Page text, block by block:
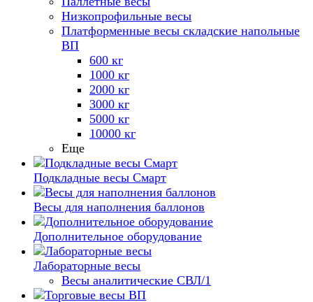
Низкопрофильные весы
Платформенные весы складские напольные
ВП
600 кг
1000 кг
2000 кг
3000 кг
5000 кг
10000 кг
Еще
Подкладные весы Смарт
Весы для наполнения баллонов
Дополнительное оборудование
Лабораторные весы
Весы аналитические СВЛ/1